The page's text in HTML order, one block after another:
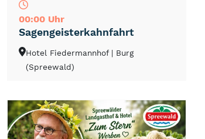
00:00 Uhr
Sagengeisterkahnfahrt
Hotel Fiedermannhof | Burg
(Spreewald)